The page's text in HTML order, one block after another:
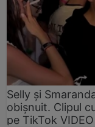
Selly și
obișnuit. Clipul
pe TikTok VIDEO